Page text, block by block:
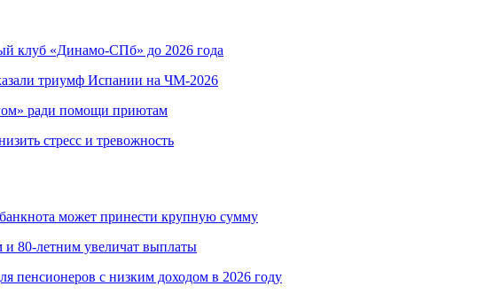
клуб «Динамо-СПб» до 2026 года
триумф Испании на ЧМ-2026
ради помощи приютам
стресс и тревожность
может принести крупную сумму
80-летним увеличат выплаты
пенсионеров с низким доходом в 2026 году